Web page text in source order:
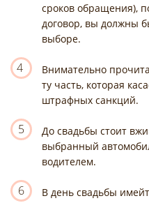
сроков обращения),
договор, вы должны
выборе.
4
Внимательно
ту часть, которая
штрафных санкций.
5
До свадьбы стоит
выбранный
водителем.
6
В день свадьбы